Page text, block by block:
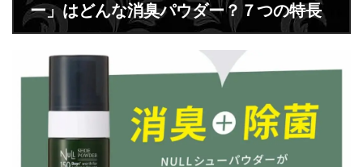
ー」はどんな消臭パウダー？７つの特長